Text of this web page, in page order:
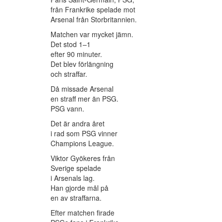
från Frankrike spelade mot
Arsenal från Storbritannien.
Matchen var mycket jämn.
Det stod 1–1
efter 90 minuter.
Det blev förlängning
och straffar.
Då missade Arsenal
en straff mer än PSG.
PSG vann.
Det är andra året
i rad som PSG vinner
Champions League.
Viktor Gyökeres från
Sverige spelade
i Arsenals lag.
Han gjorde mål på
en av straffarna.
Efter matchen firade